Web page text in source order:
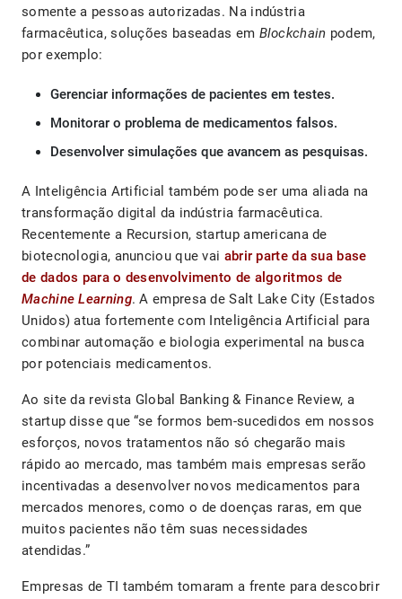
somente a pessoas autorizadas. Na indústria
farmacêutica, soluções baseadas em Blockchain podem,
por exemplo:
Gerenciar informações de pacientes em testes.
Monitorar o problema de medicamentos falsos.
Desenvolver simulações que avancem as pesquisas.
A Inteligência Artificial também pode ser uma aliada na
transformação digital da indústria farmacêutica.
Recentemente a Recursion, startup americana de
biotecnologia, anunciou que vai abrir parte da sua base
de dados para o desenvolvimento de algoritmos de
Machine Learning. A empresa de Salt Lake City (Estados
Unidos) atua fortemente com Inteligência Artificial para
combinar automação e biologia experimental na busca
por potenciais medicamentos.
Ao site da revista Global Banking & Finance Review, a
startup disse que “se formos bem-sucedidos em nossos
esforços, novos tratamentos não só chegarão mais
rápido ao mercado, mas também mais empresas serão
incentivadas a desenvolver novos medicamentos para
mercados menores, como o de doenças raras, em que
muitos pacientes não têm suas necessidades
atendidas.”
Empresas de TI também tomaram a frente para descobrir